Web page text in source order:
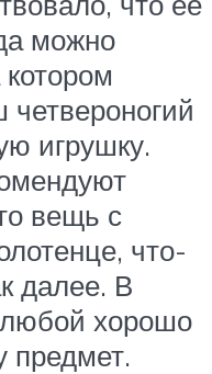
можно
игрушку.
вещь с
что-
далее. В
хорошо
предмет.